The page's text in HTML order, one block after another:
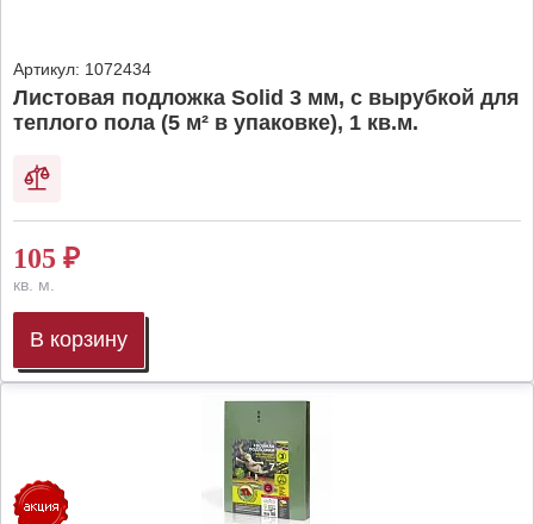
Артикул: 1072434
Листовая подложка Solid 3 мм, с вырубкой для
теплого пола (5 м² в упаковке), 1 кв.м.
105 ₽
кв. м.
В корзину